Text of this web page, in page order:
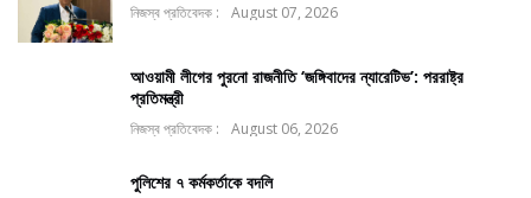
নিজস্ব প্রতিবেদক : August 07, 2026
আওয়ামী লীগের পুরনো রাজনীতি ‘জঙ্গিবাদের ন্যারেটিভ’: পররাষ্ট্র
প্রতিমন্ত্রী
নিজস্ব প্রতিবেদক : August 06, 2026
পুলিশের ৭ কর্মকর্তাকে বদলি